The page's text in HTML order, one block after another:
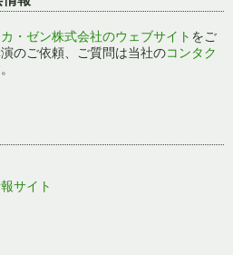
・ゼン株式会社のウェブサイト をご
のご依頼、ご質問は当社のコンタク
サイト